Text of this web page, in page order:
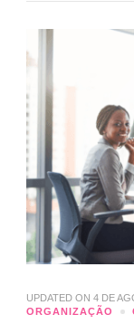
UPDATED ON 4 DE
ORGANIZAÇÃO